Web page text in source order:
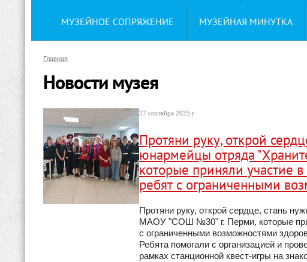
МУЗЕЙНОЕ СОПРЯЖЕНИЕ МУЗЕЙНАЯ МИНУТКА
Главная
Новости музея
27 сентября 2025 г.
Протяни руку, открой
юнармейцы отряда
которые приняли участие
ребят с ограниченными
Протяни руку, открой сердце, стань
МАОУ "СОШ №30" г. Перми, которые
с ограниченными возможностями
Ребята помогали с организацией и
рамках станционной квест-игры на